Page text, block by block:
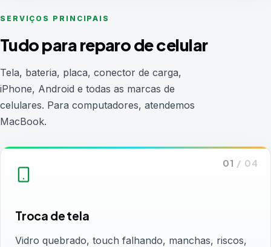
SERVIÇOS PRINCIPAIS
Tudo para reparo de celular
Tela, bateria, placa, conector de carga,
iPhone, Android e todas as marcas de
celulares. Para computadores, atendemos
MacBook.
01 / 04
Troca de tela
Vidro quebrado, touch falhando, manchas, riscos,